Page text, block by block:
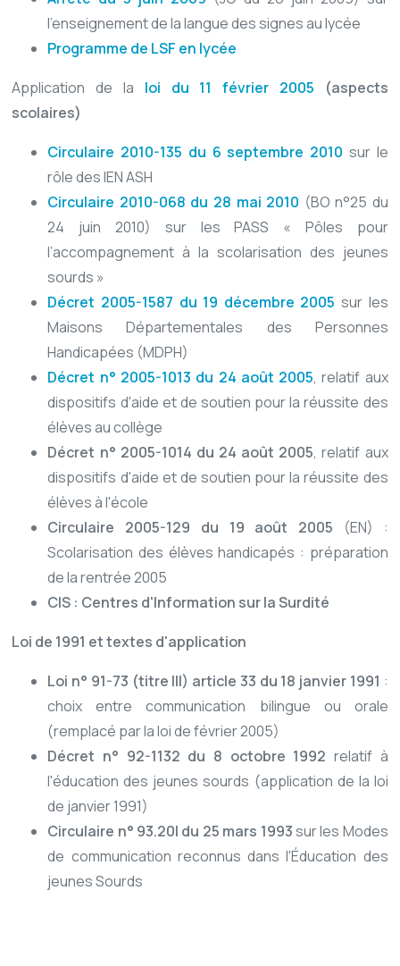
l'enseignement de la langue des signes au lycée
Programme de LSF en lycée
Application de la loi du 11 février 2005
(aspects
scolaires)
Circulaire 2010-135 du 6 septembre 2010 sur le
rôle des IEN ASH
Circulaire 2010-068 du 28 mai 2010 (BO n°25 du
24 juin 2010) sur les PASS « Pôles pour
l’accompagnement à la scolarisation des jeunes
sourds »
Décret 2005-1587 du 19 décembre 2005 sur les
Maisons Départementales des Personnes
Handicapées (MDPH)
Décret n° 2005-1013 du 24 août 2005, relatif aux
dispositifs d'aide et de soutien pour la réussite des
élèves au collège
Décret n° 2005-1014 du 24 août 2005, relatif aux
dispositifs d'aide et de soutien pour la réussite des
élèves à l'école
Circulaire 2005-129 du 19 août 2005 (EN) :
Scolarisation des élèves handicapés : préparation
de la rentrée 2005
CIS : Centres d'Information sur la Surdité
Loi de 1991 et textes d'application
Loi n° 91-73 (titre III) article 33 du 18 janvier 1991 :
choix entre communication bilingue ou orale
(remplacé par la loi de février 2005)
Décret n° 92-1132 du 8 octobre 1992 relatif à
l'éducation des jeunes sourds (application de la loi
de janvier 1991)
Circulaire n° 93.20l du 25 mars 1993sur les Modes
de communication reconnus dans l'Éducation des
jeunes Sourds